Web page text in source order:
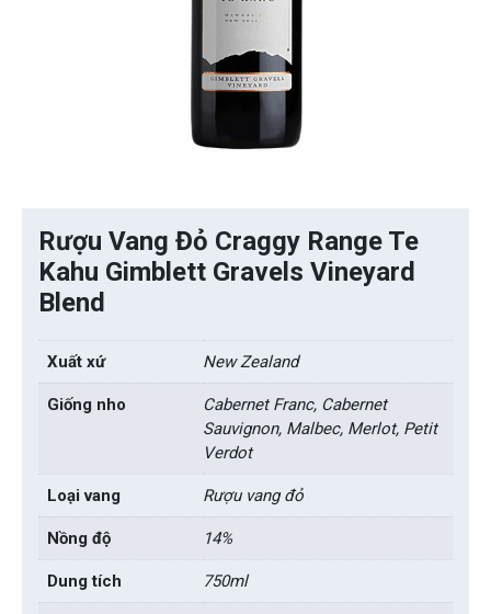
Rượu Vang Đỏ Craggy Range Te
Kahu Gimblett Gravels Vineyard
Blend
Xuất xứ New Zealand
Giống nho
Cabernet Franc, Cabernet
Sauvignon, Malbec, Merlot, Petit
Verdot
Loại vang Rượu vang đỏ
Nồng độ 14%
Dung tích 750ml